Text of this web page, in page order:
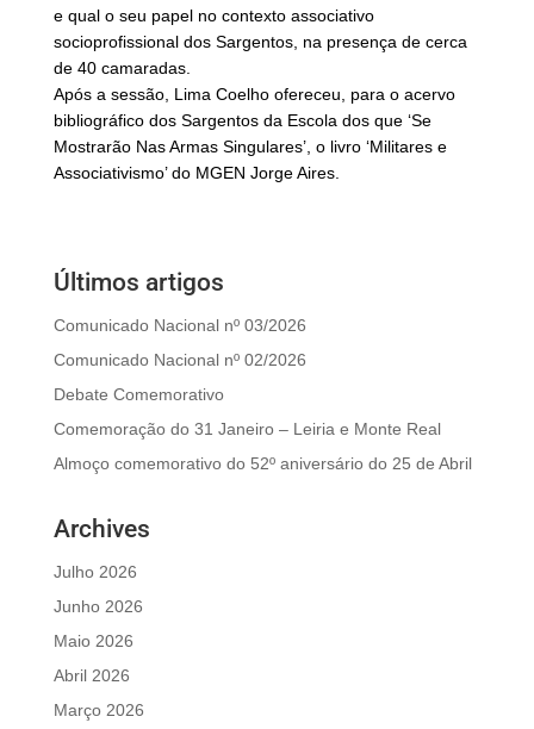
e qual o seu papel no contexto associativo
socioprofissional dos Sargentos, na presença de cerca
de 40 camaradas.
Após a sessão, Lima Coelho ofereceu, para o acervo
bibliográfico dos Sargentos da Escola dos que ‘Se
Mostrarão Nas Armas Singulares’, o livro ‘Militares e
Associativismo’ do MGEN Jorge Aires.
Últimos artigos
Comunicado Nacional nº 03/2026
Comunicado Nacional nº 02/2026
Debate Comemorativo
Comemoração do 31 Janeiro – Leiria e Monte Real
Almoço comemorativo do 52º aniversário do 25 de Abril
Archives
Julho 2026
Junho 2026
Maio 2026
Abril 2026
Março 2026